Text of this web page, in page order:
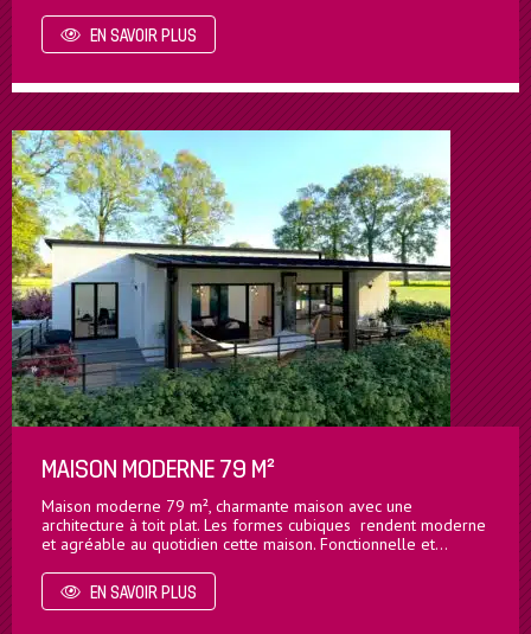
EN SAVOIR PLUS
MAISON MODERNE 79 M²
Maison moderne 79 m², charmante maison avec une
architecture à toit plat. Les formes cubiques rendent moderne
et agréable au quotidien cette maison. Fonctionnelle et…
EN SAVOIR PLUS